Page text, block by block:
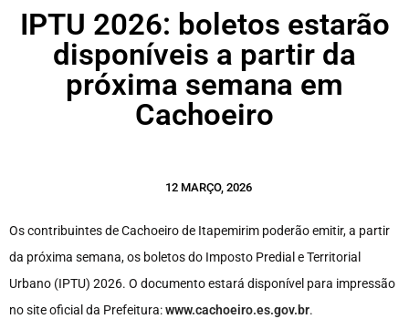
IPTU 2026: boletos estarão
disponíveis a partir da
próxima semana em
Cachoeiro
12 MARÇO, 2026
Os contribuintes de Cachoeiro de Itapemirim poderão emitir, a partir
da próxima semana, os boletos do Imposto Predial e Territorial
Urbano (IPTU) 2026. O documento estará disponível para impressão
no site oficial da Prefeitura:www.cachoeiro.es.gov.br.